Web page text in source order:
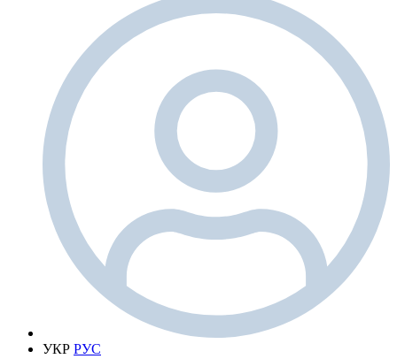
УКР РУС